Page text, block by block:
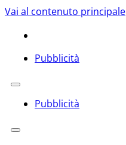
Vai al contenuto principale
Pubblicità
Pubblicità